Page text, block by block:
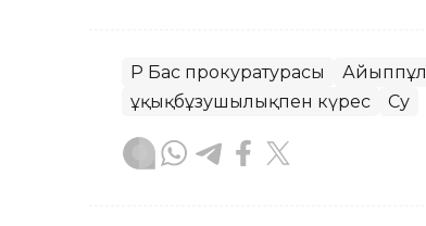
ҚР Бас прокуратурасы Айыппұл
Құқықбұзушылықпен күрес
Су